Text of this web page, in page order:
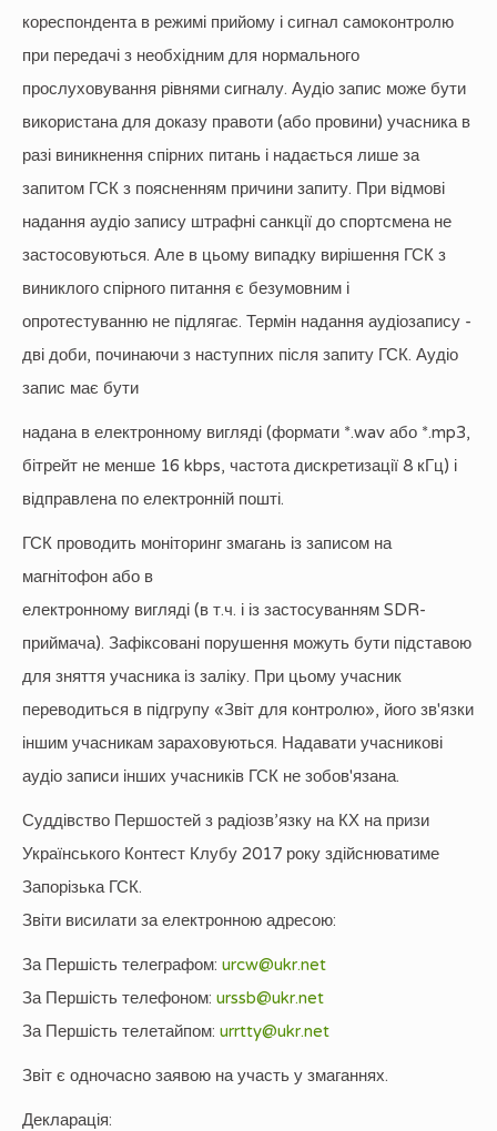
кореспондента в режимі прийому і сигнал самоконтролю
при передачі з необхідним для нормального
прослуховування рівнями сигналу. Аудіо запис може бути
використана для доказу правоти (або провини) учасника в
разі виникнення спірних питань і надається лише за
запитом ГСК з поясненням причини запиту. При відмові
надання аудіо запису штрафні санкції до спортсмена не
застосовуються. Але в цьому випадку вирішення ГСК з
виниклого спірного питання є безумовним і
опротестуванню не підлягає. Термін надання аудіозапису -
дві доби, починаючи з наступних після запиту ГСК. Аудіо
запис має бути
надана в електронному вигляді (формати *.wav або *.mp3,
бітрейт не менше 16 kbps, частота дискретизації 8 кГц) і
відправлена по електронній пошті.
ГСК проводить моніторинг змагань із записом на
магнітофон або в
електронному вигляді (в т.ч. і із застосуванням SDR-
приймача). Зафіксовані порушення можуть бути підставою
для зняття учасника із заліку. При цьому учасник
переводиться в підгрупу «Звіт для контролю», його зв'язки
іншим учасникам зараховуються. Надавати учасникові
аудіо записи інших учасників ГСК не зобов'язана.
Суддівство Першостей з радіозв’язку на КХ на призи
Українського Контест Клубу 2017 року здійснюватиме
Запорізька ГСК.
Звіти висилати за електронною адресою:
За Першість телеграфом: urcw@ukr.net
За Першість телефоном: urssb@ukr.net
За Першість телетайпом: urrtty@ukr.net
Звіт є одночасно заявою на участь у змаганнях.
Декларація: